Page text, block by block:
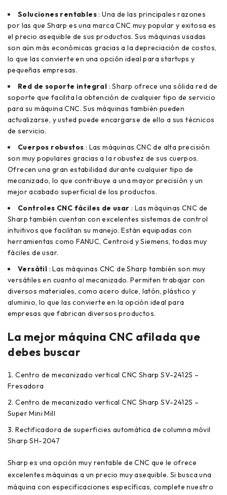
Soluciones rentables: Una de las principales razones
por las que Sharp es una marca CNC muy popular y exitosa es
el precio asequible de sus productos. Sus máquinas usadas
son aún más económicas gracias a la depreciación de costos,
lo que las convierte en una opción ideal para startups y
pequeñas empresas.
Red de soporte integral : Sharp ofrece una sólida red de
soporte que facilita la obtención de cualquier tipo de servicio
para su máquina CNC. Sus máquinas también pueden
actualizarse, y usted puede encargarse de ello a sus técnicos
de servicio.
Cuerpos robustos : Las máquinas CNC de alta precisión
son muy populares gracias a la robustez de sus cuerpos.
Ofrecen una gran estabilidad durante cualquier tipo de
mecanizado, lo que contribuye a una mayor precisión y un
mejor acabado superficial de los productos.
Controles CNC fáciles de usar : Las máquinas CNC de
Sharp también cuentan con excelentes sistemas de control
intuitivos que facilitan su manejo. Están equipadas con
herramientas como FANUC, Centroid y Siemens, todas muy
fáciles de usar.
Versátil : Las máquinas CNC de Sharp también son muy
versátiles en cuanto al mecanizado. Permiten trabajar con
diversos materiales, como acero dulce, latón, plástico y
aluminio, lo que las convierte en la opción ideal para
empresas que fabrican diversos productos.
La mejor máquina CNC afilada que
debes buscar
Centro de mecanizado vertical CNC Sharp SV-2412S –
Fresadora
Centro de mecanizado vertical CNC Sharp SV-2412S –
Super Mini Mill
Rectificadora de superficies automática de columna móvil
Sharp SH-2047
Sharp es una opción muy rentable de CNC que le ofrece
excelentes máquinas a un precio muy asequible. Si busca una
máquina con especificaciones específicas, complete nuestro